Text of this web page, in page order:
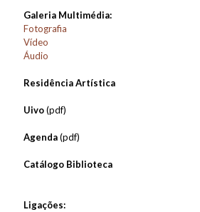
Galeria Multimédia:
Fotografia
Vídeo
Áudio
Residência Artística
Uivo(pdf)
Agenda(pdf)
Catálogo Biblioteca
Ligações: